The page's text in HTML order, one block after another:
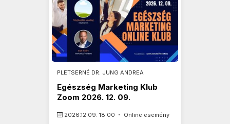
PLETSERNÉ DR. JUNG ANDREA
Egészség Marketing Klub
Zoom 2026. 12. 09.
2026.12.09. 18:00 Online esemény